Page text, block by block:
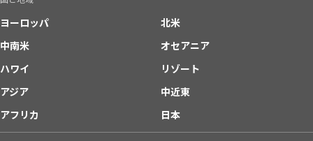
ヨーロッパ
北米
中南米
オセアニア
ハワイ
リゾート
アジア
中近東
アフリカ
日本